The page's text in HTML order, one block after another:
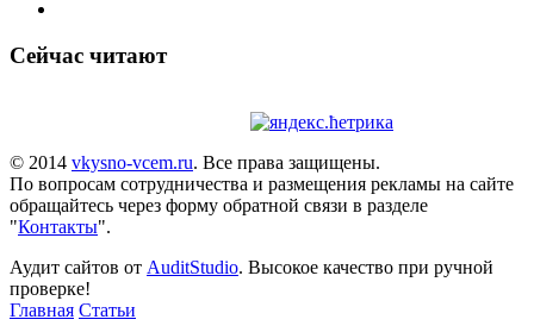
Сейчас читают
© 2014 vkysno-vcem.ru. Все права защищены.
По вопросам сотрудничества и размещения рекламы на сайте
обращайтесь через форму обратной связи в разделе
"Контакты".
Аудит сайтов от AuditStudio. Высокое качество при ручной
проверке!
Главная Статьи